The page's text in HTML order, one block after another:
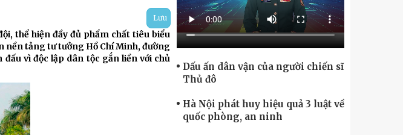
Cải cách hành chính, Chính phủ điện tử, Chuyển đổi số
Lưu
thể hiện đầy đủ phẩm chất tiêu biểu
nền tảng tư tưởng Hồ Chí Minh, đường
vì độc lập dân tộc gắn liền với chủ
Dấu ấn dân vận của người chiến sĩ
Thủ đô
Hà Nội phát huy hiệu quả 3 luật về
quốc phòng, an ninh